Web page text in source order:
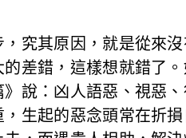
究其原因，就是從來
差錯，這樣想就錯了
說：凶人語惡、視惡、
生起的惡念頭常在折